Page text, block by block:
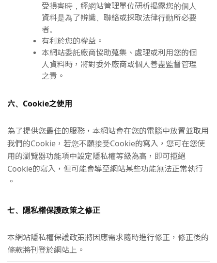
受損害時，經網站管理單位研析揭露您的個人
資料是為了辨識、聯絡或採取法律行動所必要
者。
有利於您的權益。
本網站委託廠商協助蒐集、處理或利用您的個
人資料時，將對委外廠商或個人善盡監督管理
之責。
六、Cookie之使用
為了提供您最佳的服務，本網站會在您的電腦中放置並取用
我們的Cookie，若您不願接受Cookie的寫入，您可在您使
用的瀏覽器功能項中設定隱私權等級為高，即可拒絕
Cookie的寫入，但可能會導至網站某些功能無法正常執行
。
七、隱私權保護政策之修正
本網站隱私權保護政策將因應需求隨時進行修正，修正後的
條款將刊登於網站上。